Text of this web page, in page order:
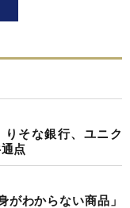
そな銀行、ユニク
点
わからない商品」